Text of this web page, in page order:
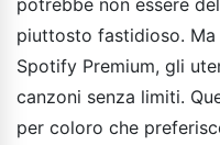
piuttosto fastidioso.
Spotify Premium, gli
canzoni senza limiti.
per coloro che